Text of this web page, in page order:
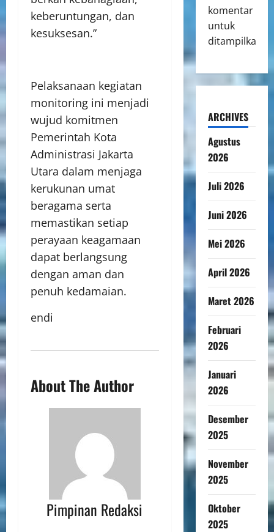
keberuntungan, dan
kesuksesan.”
Pelaksanaan kegiatan
monitoring ini menjadi
wujud komitmen
Pemerintah Kota
Administrasi Jakarta
Utara dalam menjaga
kerukunan umat
beragama serta
memastikan setiap
perayaan keagamaan
dapat berlangsung
dengan aman dan
penuh kedamaian.
endi
About The Author
Pimpinan Redaksi
komentar
untuk
ditampilkan.
ARCHIVES
Agustus
2026
Juli 2026
Juni 2026
Mei 2026
April 2026
Maret 2026
Februari
2026
Januari
2026
Desember
2025
November
2025
Oktober
2025